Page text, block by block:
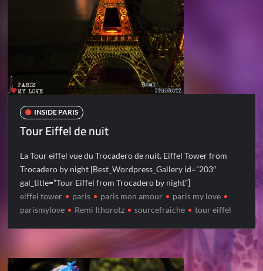
INSIDE PARIS
Tour Eiffel de nuit
La Tour eiffel vue du Trocadero de nuit. Eiffel Tower from
Trocadero by night [Best_Wordpress_Gallery id=”203″
gal_title=”Tour Eiffel from Trocadero by night”]
eiffel tower
paris paris mon amour
paris my love
parismylove
Remi Ithorotz sourcefraiche tour eiffel